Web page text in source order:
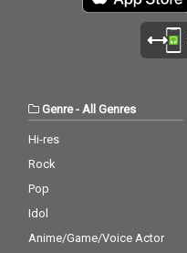
Genre- All Genres
Hi-res
Rock
Pop
Idol
Anime/Game/Voice Actor